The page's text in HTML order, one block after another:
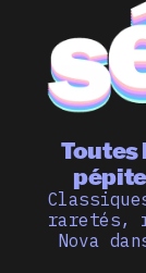
Toutes
raretés,
Nova